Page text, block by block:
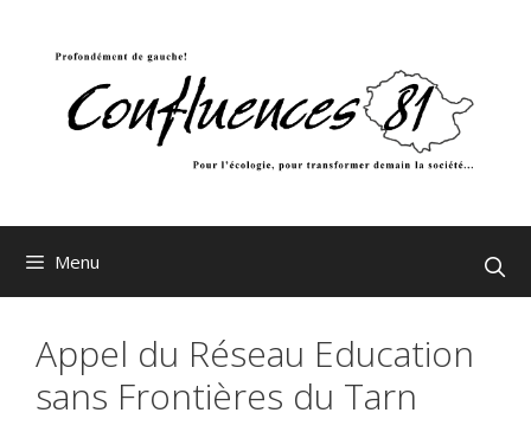
Menu
Appel du Réseau Education
sans Frontières du Tarn